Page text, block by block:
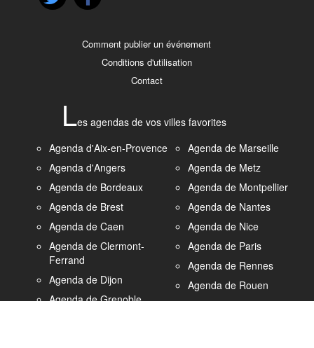
Comment publier un événement
Conditions d'utilisation
Contact
Les agendas de vos villes favorites
Agenda d'Aix-en-Provence
Agenda d'Angers
Agenda de Bordeaux
Agenda de Brest
Agenda de Caen
Agenda de Clermont-
Ferrand
Agenda de Dijon
Agenda de Grenoble
Agenda de Marseille
Agenda de Metz
Agenda de Montpellier
Agenda de Nantes
Agenda de Nice
Agenda de Paris
Agenda de Rennes
Agenda de Rouen
Agenda de Strasbourg